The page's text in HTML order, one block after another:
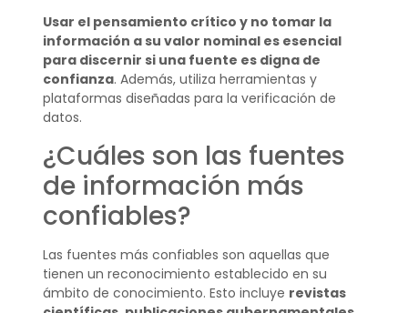
Usar el pensamiento crítico y no tomar la
información a su valor nominal es esencial
para discernir si una fuente es digna de
confianza. Además, utiliza herramientas y
plataformas diseñadas para la verificación de
datos.
¿Cuáles son las fuentes
de información más
confiables?
Las fuentes más confiables son aquellas que
tienen un reconocimiento establecido en su
ámbito de conocimiento. Esto incluye revistas